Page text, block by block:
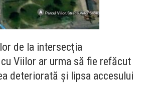
de la intersecția
Viilor ar urma să fie refăcut
deteriorată și lipsa accesului